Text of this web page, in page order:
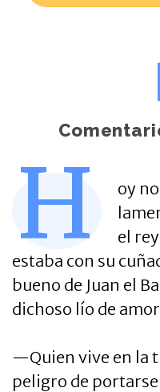
H
oy
el
estaba con su
bueno de Juan el
dichoso lío de
—Quien vive en la
peligro de